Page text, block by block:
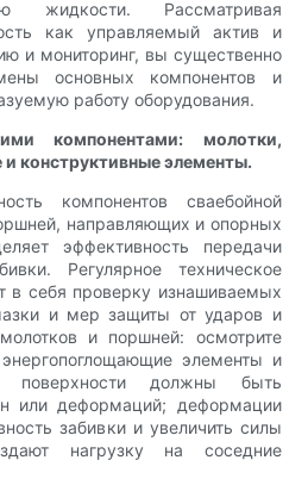
жидкости. Рассматривая
как управляемый актив и
и мониторинг, вы существенно
основных компонентов и
работу оборудования.
компонентами: молотки,
конструктивные элементы.
компонентов сваебойной
направляющих и опорных
эффективность передачи
Регулярное техническое
в себя проверку изнашиваемых
и мер защиты от ударов и
и поршней: осмотрите
элементы и
поверхности должны быть
или деформаций; деформации
забивки и увеличить силы
нагрузку на соседние